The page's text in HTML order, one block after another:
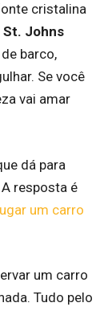
cristalina
St. Johns
barco,
Se você
vai amar
dá para
resposta é
um carro
um carro
Tudo pelo